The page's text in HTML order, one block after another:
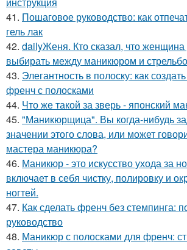
41. Пошаговое руководство: как
гель лак
42. dailyЖеня. Кто сказал, что
выбирать между маникюром и
43. Элегантность в полоску: как
френч с полосками
44. Что же такой за зверь - японский
45. "Маникюрщица". Вы когда-нибудь
значении этого слова, или может
мастера маникюра?
46. Маникюр - это искусство ухода за
включает в себя чистку, полировку и
ногтей.
47. Как сделать френч без стемпинга:
руководство
48. Маникюр с полосками для френч: